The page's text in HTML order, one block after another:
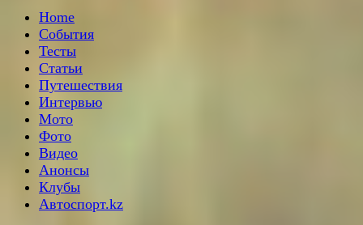
Home
События
Тесты
Статьи
Путешествия
Интервью
Мото
Фото
Видео
Анонсы
Клубы
Автоспорт.kz